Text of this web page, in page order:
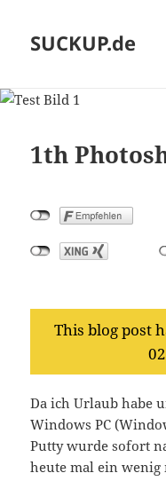
SUCKUP.de
1th
This blog post
Da ich Urlaub habe
Windows PC
Putty wurde sofort
heute mal ein wenig